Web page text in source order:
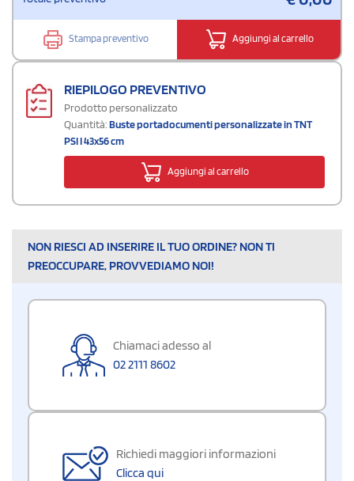
Stampa preventivo Aggiungi al carrello
RIEPILOGO PREVENTIVO
Prodotto personalizzato
Quantità:Buste portadocumenti personalizzate in TNT
PSI I 43x56 cm
Aggiungi al carrello
NON RIESCI AD INSERIRE IL TUO ORDINE? NON TI
PREOCCUPARE, PROVVEDIAMO NOI!
Chiamaci adesso al
02 2111 8602
Richiedi maggiori informazioni
Clicca qui